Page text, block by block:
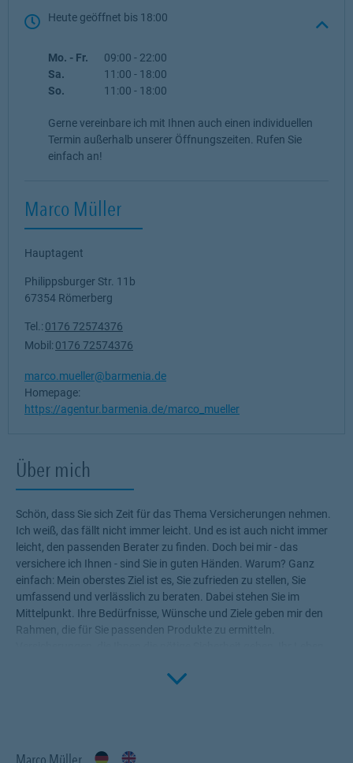
Über mich
Schön, dass Sie sich Zeit für das Thema Versicherungen nehmen.
Ich weiß, das fällt nicht immer leicht. Und es ist auch nicht immer
leicht, den passenden Berater zu finden. Doch bei mir - das
versichere ich Ihnen - sind Sie in guten Händen. Warum? Ganz
einfach: Mein oberstes Ziel ist es, Sie zufrieden zu stellen, Sie
umfassend und verlässlich zu beraten. Dabei stehen Sie im
Mittelpunkt. Ihre Bedürfnisse, Wünsche und Ziele geben mir den
Rahmen, die für Sie passenden Produkte zu ermitteln.
Fachwissen, meiner Begeisterung für alle Fragen rund um das
Click to
Marco Müller
Heute geöffnet bis 18:00
Wochentag Öffnungszeiten
Mo. - Fr. 09:00 - 22:00
Sa.
11:00 - 18:00
So.
11:00 - 18:00
Gerne vereinbare ich mit Ihnen auch einen individuellen
Termin außerhalb unserer Öffnungszeiten. Rufen Sie
einfach an!
Marco Müller
Hauptagent
Philippsburger Str. 11b
67354 Römerberg
Tel.: 0176 72574376
Mobil: 0176 72574376
marco.mueller@barmenia.de
Homepage:
https://agentur.barmenia.de/marco_mueller